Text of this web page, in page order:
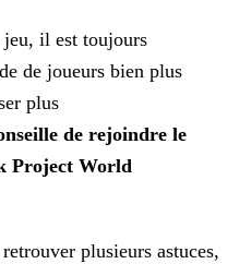
jeu, il est toujours
de joueurs bien plus
plus
de rejoindre le
Project World
plusieurs astuces,